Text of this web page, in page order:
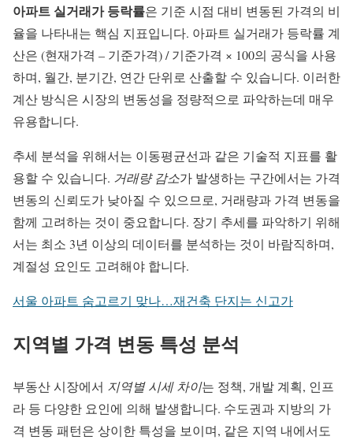
아파트 실거래가 등락률은 기준 시점 대비 변동된 가격의 비
율을 나타내는 핵심 지표입니다. 아파트 실거래가 등락률 계
산은 (현재가격 – 기준가격) / 기준가격 × 100의 공식을 사용
하며, 월간, 분기간, 연간 단위로 산출할 수 있습니다. 이러한
계산 방식은 시장의 변동성을 정량적으로 파악하는데 매우
유용합니다.
추세 분석을 위해서는 이동평균선과 같은 기술적 지표를 활
용할 수 있습니다. 거래량 감소가 발생하는 구간에서는 가격
변동의 신뢰도가 낮아질 수 있으므로, 거래량과 가격 변동을
함께 고려하는 것이 중요합니다. 장기 추세를 파악하기 위해
서는 최소 3년 이상의 데이터를 분석하는 것이 바람직하며,
계절성 요인도 고려해야 합니다.
서울 아파트 숨고르기 맞나…재건축 단지는 신고가
지역별 가격 변동 특성 분석
부동산 시장에서 지역별 시세 차이는 정책, 개발 계획, 인프
라 등 다양한 요인에 의해 발생합니다. 수도권과 지방의 가
격 변동 패턴은 상이한 특성을 보이며, 같은 지역 내에서도